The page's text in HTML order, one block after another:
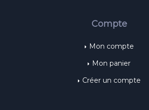
Compte
Mon compte
Mon panier
Créer un compte